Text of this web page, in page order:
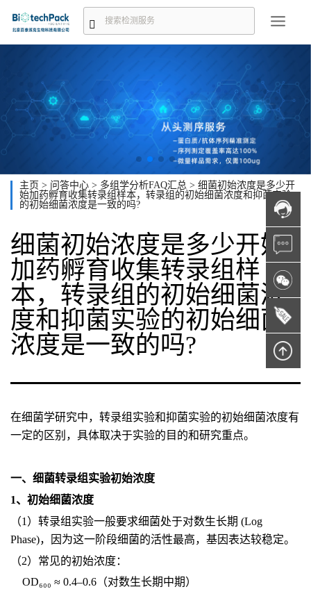
主页 > 问答中心 > 多组学分析FAQ汇总 > 细菌初始浓度是多少开
始加药孵育收集转录组样本，转录组的初始细菌浓度和抑菌实验
的初始细菌浓度是一致的吗?
细菌初始浓度是多少开始
加药孵育收集转录组样
本，转录组的初始细菌浓
度和抑菌实验的初始细菌
浓度是一致的吗?
在细菌学研究中，转录组实验和抑菌实验的初始细菌浓度有
一定的区别，具体取决于实验的目的和研究重点。
一、细菌转录组实验初始浓度
1、初始细菌浓度
（1）转录组实验一般要求细菌处于对数生长期 (Log
Phase)，因为这一阶段细菌的活性最高，基因表达较稳定。
（2）常见的初始浓度：
OD₆₀₀ ≈ 0.4–0.6（对数生长期中期）